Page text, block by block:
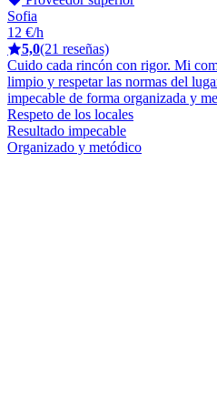
Sofia
12 €/h
5,0(21 reseñas)
Cuido cada rincón con rigor. Mi
limpio y respetar las normas del
impecable de forma organizada y
Respeto de los locales
Resultado impecable
Organizado y metódico